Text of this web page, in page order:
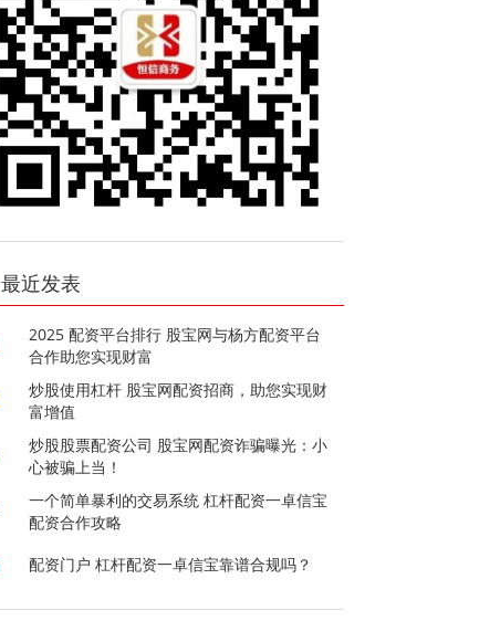
最近发表
2025 配资平台排行 股宝网与杨方配资平台
合作助您实现财富
炒股使用杠杆 股宝网配资招商，助您实现财
富增值
炒股股票配资公司 股宝网配资诈骗曝光：小
心被骗上当！
一个简单暴利的交易系统 杠杆配资一卓信宝
配资合作攻略
配资门户 杠杆配资一卓信宝靠谱合规吗？